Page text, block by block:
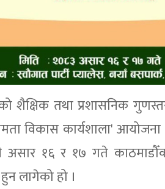
शैक्षिक तथा प्रशासनिक
विकास कार्यशाला' आयोजना
असार १६ र १७ गते
लागेको हो ।